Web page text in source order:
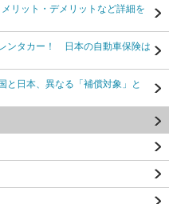
リット・デメリットなど詳細を
ンタカー！ 日本の自動車保険は
と日本、異なる「補償対象」と